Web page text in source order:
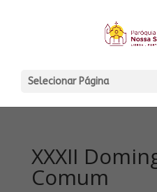
Selecionar Página
XXXII
Comum